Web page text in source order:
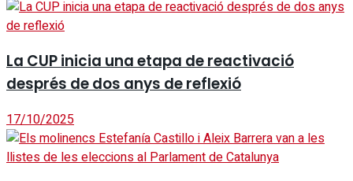
La CUP inicia una etapa de reactivació
després de dos anys de reflexió
17/10/2025